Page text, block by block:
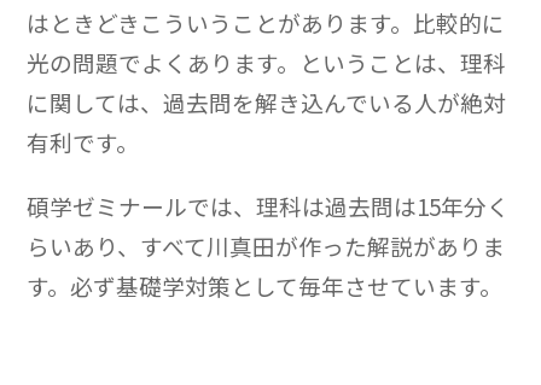
はときどきこういうことがあります。比較的に
光の問題でよくあります。ということは、理科
に関しては、過去問を解き込んでいる人が絶対
有利です。
碩学ゼミナールでは、理科は過去問は15年分く
らいあり、すべて川真田が作った解説がありま
す。必ず基礎学対策として毎年させています。